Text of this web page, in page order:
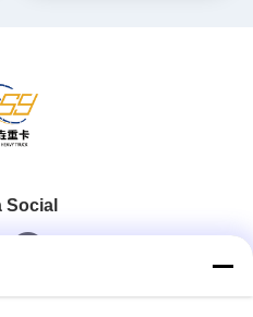
Social
rápido